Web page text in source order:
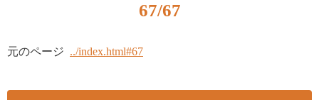
67/67
元のページ ../index.html#67